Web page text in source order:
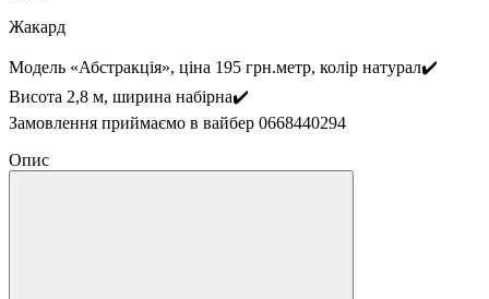
Жакард
Модель «Абстракція», ціна 195 грн.метр, колір натурал✔️
Висота 2,8 м, ширина набірна✔️
Замовлення приймаємо в вайбер 0668440294
Опис